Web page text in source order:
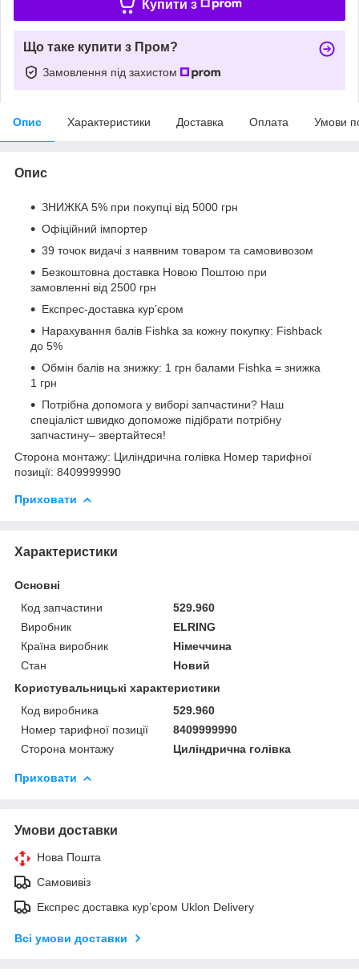
Купити з
Що таке купити з Пром?
Замовлення під захистом
Опис Характеристики Доставка Оплата Умови
Опис
ЗНИЖКА 5% при покупці від 5000 грн
Офіційний імпортер
39 точок видачі з наявним товаром та самовивозом
Безкоштовна доставка Новою Поштою при
замовленні від 2500 грн
Експрес-доставка кур’єром
Нарахування балів Fishka за кожну покупку: Fishback
до 5%
Обмін балів на знижку: 1 грн балами Fishka = знижка
1 грн
Потрібна допомога у виборі запчастини? Наш
спеціаліст швидко допоможе підібрати потрібну
запчастину– звертайтеся!
Сторона монтажу: Циліндрична голівка Номер тарифної
позиції: 8409999990
Приховати
Характеристики
Основні
Код запчастини
529.960
Виробник
ELRING
Країна виробник
Німеччина
Стан
Новий
Користувальницькі характеристики
Код виробника
529.960
Номер тарифної позиції
8409999990
Сторона монтажу
Циліндрична голівка
Приховати
Умови доставки
Нова Пошта
Самовивіз
Експрес доставка кур’єром Uklon Delivery
Всі умови доставки